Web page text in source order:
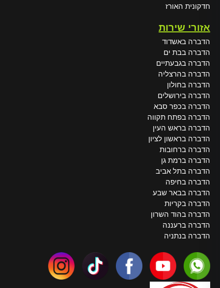
חדקונית האורז
אזורי שירות
הדברה באשדוד
הדברה בבת ים
הדברה בגבעתיים
הדברה בהרצליה
הדברה בחולון
הדברה בירושלים
הדברה בכפר סבא
הדברה בפתח תקווה
הדברה בראש העין
הדברה בראשון לציון
הדברה ברחובות
הדברה ברמת גן
הדברה בתל אביב
הדברה בחיפה
הדברה בבאר שבע
הדברה בקריות
הדברה בהוד השרון
הדברה ברעננה
הדברה בנתניה